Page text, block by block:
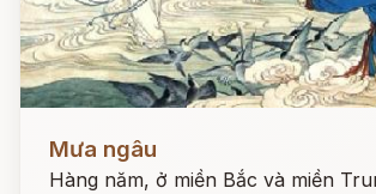
Mưa ngâu
Hàng năm, ở miền Bắc và miền